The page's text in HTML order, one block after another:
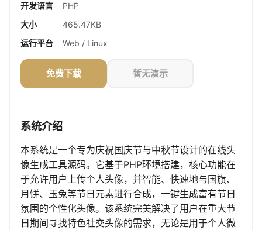
开发语言
PHP
大小
465.47KB
运行平台
Web / Linux
免费下载 暂无演示
系统介绍
本系统是一个专为庆祝国庆节与中秋节设计的在线头
像生成工具源码。它基于PHP环境搭建，核心功能在
于允许用户上传个人头像，并智能、快速地与国旗、
月饼、玉兔等节日元素进行合成，一键生成富有节日
氛围的个性化头像。该系统完美解决了用户在重大节
日期间寻找特色社交头像的需求，无论是用于个人微